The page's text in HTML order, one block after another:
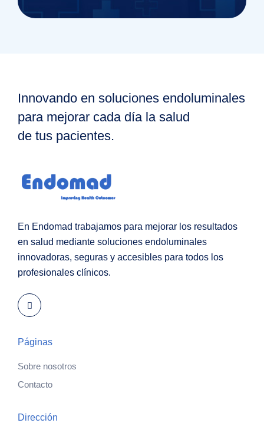
Innovando en soluciones endoluminales
para mejorar cada día la salud
de tus pacientes.
En Endomad trabajamos para mejorar los resultados
en salud mediante soluciones endoluminales
innovadoras, seguras y accesibles para todos los
profesionales clínicos.
Páginas
Sobre nosotros
Contacto
Dirección